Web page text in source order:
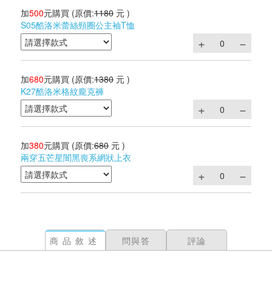
加500元購買 (原價:1180 元 )
S05酷洛米蕾絲頸圈公主袖T恤
加680元購買 (原價:1380 元 )
K27酷洛米格紋龐克褲
加380元購買 (原價:680 元 )
兩穿五芒星闇黑喪系網狀上衣
商品敘述 問與答 評論